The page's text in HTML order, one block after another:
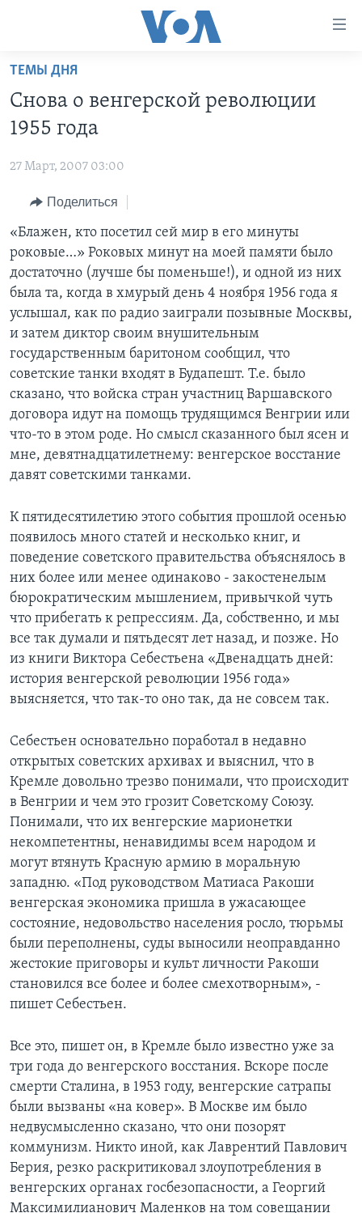
Перейти
основной
контент
навигации
Перейти
поиск
НОВОСТИ ЗА МИНУТУ
ИТОГИ
ПОЧЕМУ ЭТО ВАЖНО?
ДЕТАЛИ
НЬЮ-ЙОРК NEW YORK
АМЕРИКА. БОЛЬШОЕ ПУТЕШЕСТВИЕ
УЧИМ АНГЛИЙСКИЙ
НАША АМЕРИКАНСКАЯ ИСТОРИЯ
А КАК В АМЕРИКЕ?
АМЕРИКАНСКИЕ ГОРОДКИ
ТЕСТЫ
ЭКСПЕРТИЗА
ИНТЕРВЬЮ
ФАКТЫ ПРОТИВ ФЕЙКОВ
ЗА СВОБОДУ ПРЕССЫ
УЧИМ АНГЛИЙСКИЙ
ВИДЕО
ПОДПИСКА НА НОВОСТИ
Learning English
СОЦИАЛЬНЫЕ СЕТИ
Языки
ТЕМЫ ДНЯ
Снова о венгерской революции
1955 года
27 Март, 2007 03:00
Поделиться
«Блажен, кто посетил сей мир в его минуты
роковые…» Роковых минут на моей памяти было
достаточно (лучше бы поменьше!), и одной из них
была та, когда в хмурый день 4 ноября 1956 года я
услышал, как по радио заиграли позывные Москвы,
и затем диктор своим внушительным
государственным баритоном сообщил, что
советские танки входят в Будапешт. Т.е. было
сказано, что войска стран участниц Варшавского
договора идут на помощь трудящимся Венгрии или
что-то в этом роде. Но смысл сказанного был ясен и
мне, девятнадцатилетнему: венгерское восстание
давят советскими танками.
К пятидесятилетию этого события прошлой осенью
появилось много статей и несколько книг, и
поведение советского правительства объяснялось в
них более или менее одинаково - закостенелым
бюрократическим мышлением, привычкой чуть
что прибегать к репрессиям. Да, собственно, и мы
все так думали и пятьдесят лет назад, и позже. Но
из книги Виктора Себестьена «Двенадцать дней:
история венгерской революции 1956 года»
выясняется, что так-то оно так, да не совсем так.
Себестьен основательно поработал в недавно
открытых советских архивах и выяснил, что в
Кремле довoльно трезво понимали, что происходит
в Венгрии и чем это грозит Советскому Союзу.
Понимали, что их венгерские марионетки
некомпетентны, ненавидимы всем народом и
могут втянуть Красную армию в моральную
западню. «Под руководством Матиаса Ракоши
венгерская экономика пришла в ужасающее
состояние, недовольство населения росло, тюрьмы
были переполнены, суды выносили неоправданно
жестокие приговоры и культ личности Ракоши
становился все более и более смехотворным», -
пишет Себестьен.
Все это, пишет он, в Кремле было известно уже за
три года до венгерскoго восстания. Вскоре после
смерти Сталина, в 1953 году, венгерские сатрапы
были вызваны «на ковер». В Москве им было
недвусмысленно сказано, что они позорят
коммунизм. Никто иной, как Лаврентий Павлович
Берия, резко раскритиковал злоупотребления в
венгерских органах госбезопасности, а Георгий
Максимилианович Маленков на том совещании